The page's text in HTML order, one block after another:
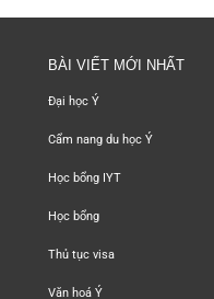
BÀI VIẾT MỚI NHẤT
Đại học Ý
Cẩm nang du học Ý
Học bổng IYT
Học bổng
Thủ tục visa
Văn hoá Ý